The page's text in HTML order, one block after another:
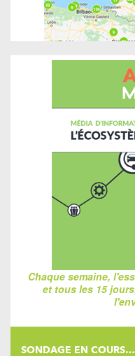
Chaque semaine,
et tous les 15
SONDAGE EN COURS…